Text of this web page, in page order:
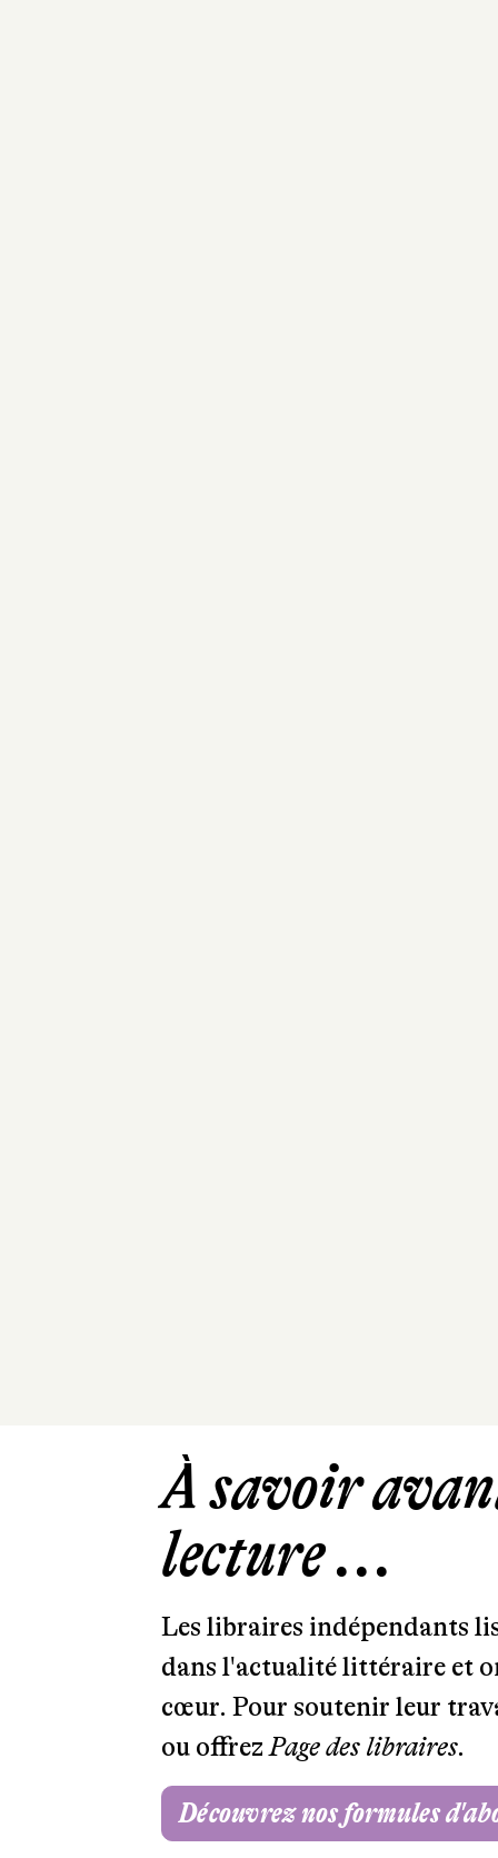
À savoir
lecture ...
Les libraires indépendants
dans l'actualité littéraire et
cœur. Pour soutenir leur
ou offrezPage des libraires.
Découvrez nos formules